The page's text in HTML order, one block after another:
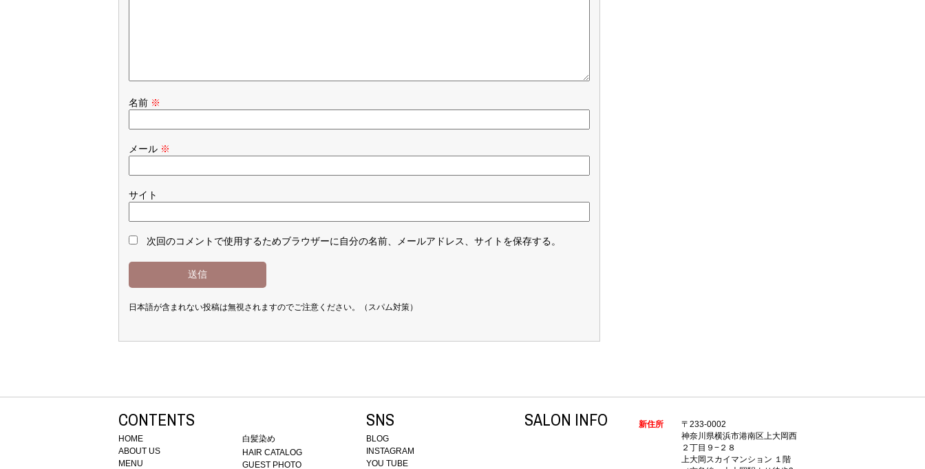
名前 ※
メール ※
サイト
次回のコメントで使用するためブラウザーに自分の名前、メールアドレス、サイトを保存する。
日本語が含まれない投稿は無視されますのでご注意ください。（スパム対策）
CONTENTS
HOME
ABOUT US
MENU
白髪染め
HAIR CATALOG
GUEST PHOTO
SNS
BLOG
INSTAGRAM
YOU TUBE
SALON INFO 新住所
〒233-0002
神奈川県横浜市港南区上大岡西
２丁目９−２８
上大岡スカイマンション １階